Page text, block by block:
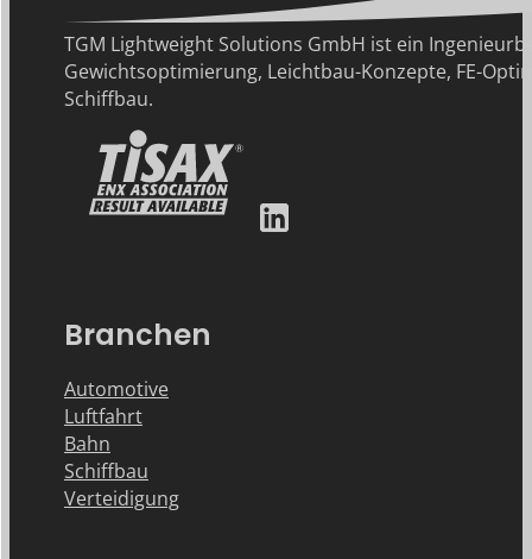
TGM Lightweight Solutions GmbH ist ein
Gewichtsoptimierung, Leichtbau-Konzepte, FE-
Schiffbau.
Branchen
Automotive
Luftfahrt
Bahn
Schiffbau
Verteidigung